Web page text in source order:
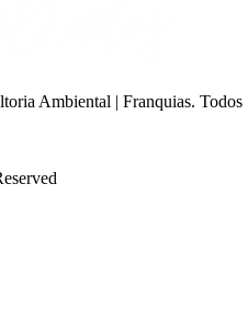
Ambiental | Franquias. Todos